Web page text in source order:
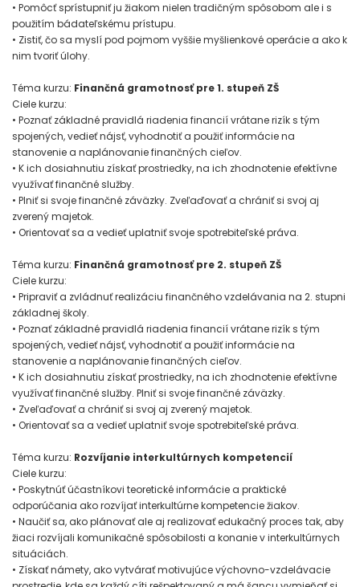
• Pomôcť sprístupniť ju žiakom nielen tradičným spôsobom ale i s
použitím bádateľskému prístupu.
• Zistiť, čo sa myslí pod pojmom vyššie myšlienkové operácie a ako k
nim tvoriť úlohy.
Téma kurzu: Finančná gramotnosť pre 1. stupeň ZŠ
Ciele kurzu:
• Poznať základné pravidlá riadenia financií vrátane rizík s tým
spojených, vedieť nájsť, vyhodnotiť a použiť informácie na
stanovenie a naplánovanie finančných cieľov.
• K ich dosiahnutiu získať prostriedky, na ich zhodnotenie efektívne
využívať finančné služby.
• Plniť si svoje finančné záväzky. Zveľaďovať a chrániť si svoj aj
zverený majetok.
• Orientovať sa a vedieť uplatniť svoje spotrebiteľské práva.
Téma kurzu: Finančná gramotnosť pre 2. stupeň ZŠ
Ciele kurzu:
• Pripraviť a zvládnuť realizáciu finančného vzdelávania na 2. stupni
základnej školy.
• Poznať základné pravidlá riadenia financií vrátane rizík s tým
spojených, vedieť nájsť, vyhodnotiť a použiť informácie na
stanovenie a naplánovanie finančných cieľov.
• K ich dosiahnutiu získať prostriedky, na ich zhodnotenie efektívne
využívať finančné služby. Plniť si svoje finančné záväzky.
• Zveľaďovať a chrániť si svoj aj zverený majetok.
• Orientovať sa a vedieť uplatniť svoje spotrebiteľské práva.
Téma kurzu: Rozvíjanie interkultúrnych kompetencií
Ciele kurzu:
• Poskytnúť účastníkovi teoretické informácie a praktické
odporúčania ako rozvíjať interkultúrne kompetencie žiakov.
• Naučiť sa, ako plánovať ale aj realizovať edukačný proces tak, aby
žiaci rozvíjali komunikačné spôsobilosti a konanie v interkultúrnych
situáciách.
• Získať námety, ako vytvárať motivujúce výchovno-vzdelávacie